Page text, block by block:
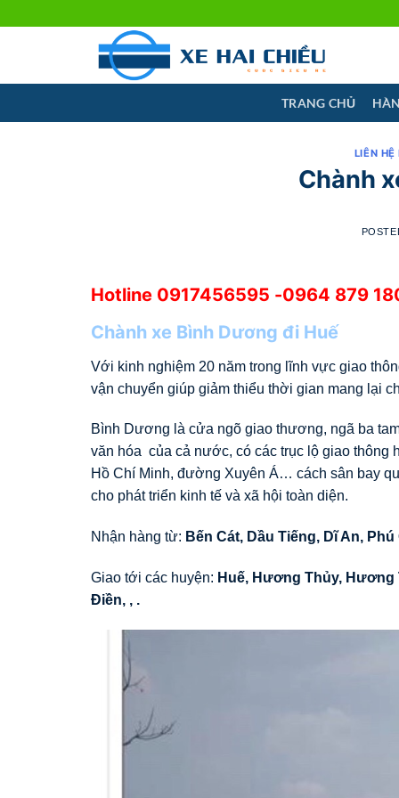
TRANG CHỦ
LIÊN
Chành
Hotline 0917456595 -0964 879
Chành xe Bình Dương đi Huế
Với kinh nghiệm 20 năm trong lĩnh vực giao
vận chuyển giúp giảm thiểu thời gian mang lại
Bình Dương là cửa ngõ giao thương, ngã ba
văn hóa của cả nước, có các trục lộ giao thông
Hồ Chí Minh, đường Xuyên Á… cách sân bay
cho phát triển kinh tế và xã hội toàn diện.
Nhận hàng từ: Bến Cát, Dầu Tiếng, Dĩ An,
Giao tới các huyện: Huế, Hương Thủy, Hương
Điền, , .